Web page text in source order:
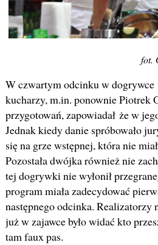
fot.
W czwartym odcinku w dogrywce
kucharzy, m.in. ponownie Piotrek
przygotowań, zapowiadał że w
Jednak kiedy danie spróbowało
się na grze wstępnej, która nie
Pozostała dwójka również nie
tej dogrywki nie wyłonił
program miała zadecydować
następnego odcinka. Realizatorzy
już w zajawce było widać kto
tam faux pas.